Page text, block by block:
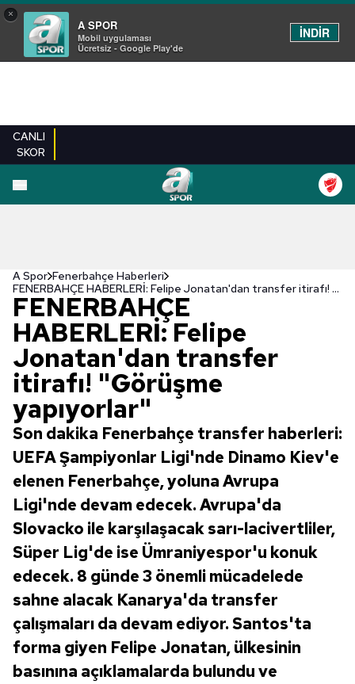
×
A SPOR
Mobil uygulaması
Ücretsiz - Google Play'de
İNDİR
CANLI
SKOR
A Spor Fenerbahçe Haberleri
FENERBAHÇE HABERLERİ: Felipe Jonatan'dan transfer itirafı! "Görüşme yapıyorlar"
FENERBAHÇE
HABERLERİ: Felipe
Jonatan'dan transfer
itirafı! "Görüşme
yapıyorlar"
Son dakika Fenerbahçe transfer haberleri:
UEFA Şampiyonlar Ligi'nde Dinamo Kiev'e
elenen Fenerbahçe, yoluna Avrupa
Ligi'nde devam edecek. Avrupa'da
Slovacko ile karşılaşacak sarı-lacivertliler,
Süper Lig'de ise Ümraniyespor'u konuk
edecek. 8 günde 3 önemli mücadelede
sahne alacak Kanarya'da transfer
çalışmaları da devam ediyor. Santos'ta
forma giyen Felipe Jonatan, ülkesinin
basınına açıklamalarda bulundu ve